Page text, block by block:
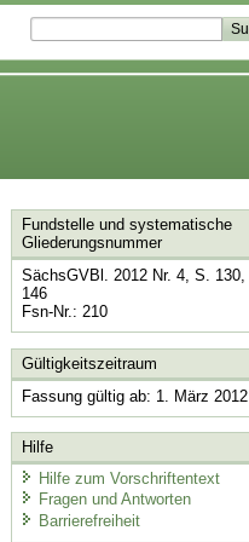
Fundstelle und systematische
Gliederungsnummer
SächsGVBl. 2012 Nr. 4, S. 130,
146
Fsn-Nr.: 210
Gültigkeitszeitraum
Fassung gültig ab: 1. März 2012
Hilfe
Hilfe zum Vorschriftentext
Fragen und Antworten
Barrierefreiheit